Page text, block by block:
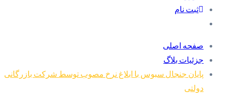
ثبت نام
صفحه اصلی
جزئیات بلاگ
پایان جنجال سبوس با ابلاغ نرخ مصوب توسط شرکت بازرگانی
دولتی